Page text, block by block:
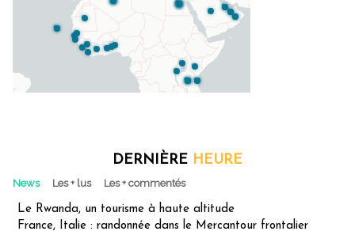
DERNIÈRE HEURE
News Les + lus Les + commentés
Le Rwanda, un tourisme à haute altitude
France, Italie : randonnée dans le Mercantour frontalier